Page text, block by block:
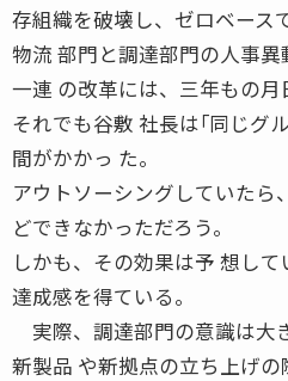
存組織を破壊し、ゼロベース
物流 部門と調達部門の人事異
一連 の改革には、三年もの月
それでも谷敷 社長は｢同じグ
間がかかっ た。
アウトソーシングしていたら
どできなかっただろう。
しかも、その効果は予 想し
達成感を得ている。
実際、調達部門の意識は大
新製品 や新拠点の立ち上げ